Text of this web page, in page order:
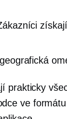
prakticky
ve